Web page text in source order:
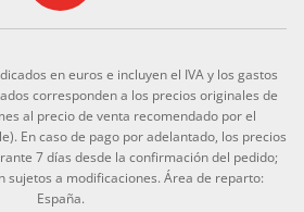
en euros e incluyen el IVA y los gastos
corresponden a los precios originales de
al precio de venta recomendado por el
En caso de pago por adelantado, los precios
7 días desde la confirmación del pedido;
sujetos a modificaciones. Área de reparto:
España.